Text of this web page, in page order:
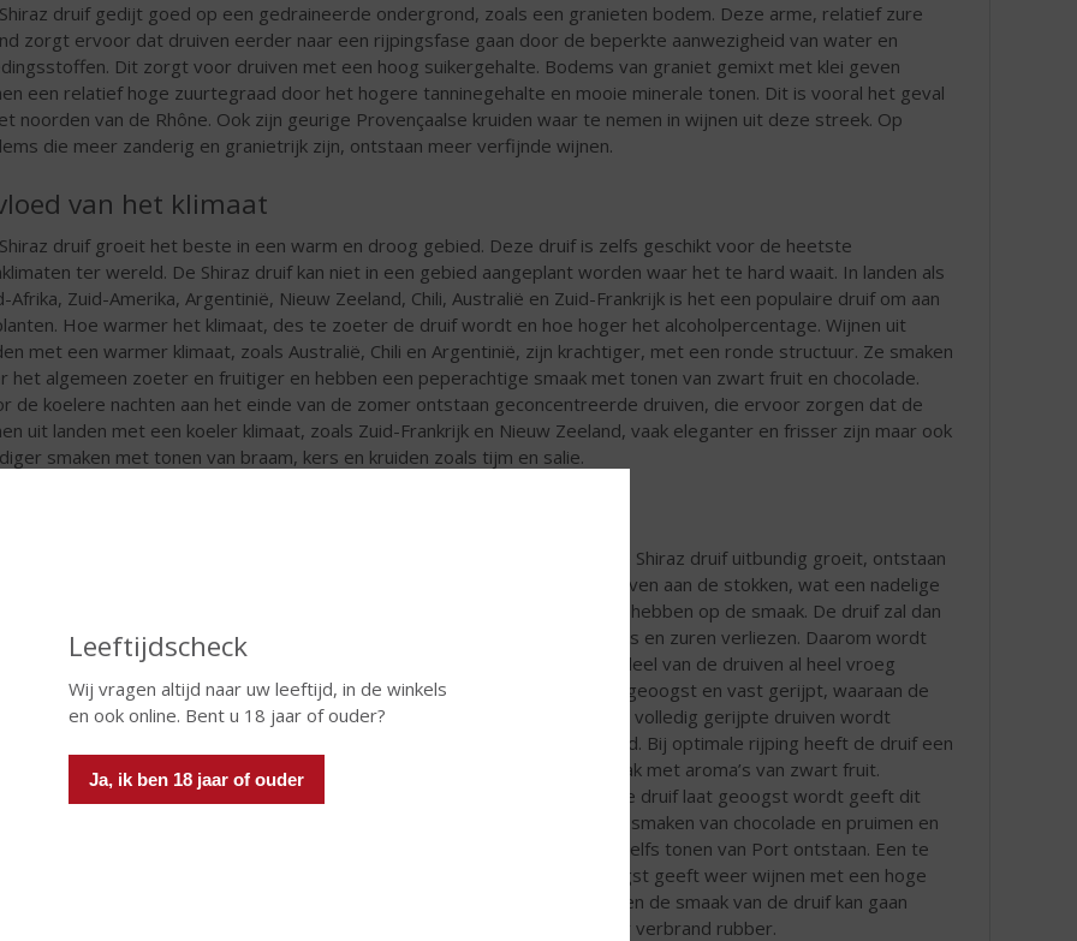
Leeftijdscheck
Wij vragen altijd naar uw leeftijd, in de winkels
en ook online. Bent u 18 jaar of ouder?
Ja, ik ben 18 jaar of ouder
druif gedijt goed op een gedraineerde ondergrond, zoals een granieten bodem. Deze arme, relatief zure
zorgt ervoor dat druiven eerder naar een rijpingsfase gaan door de beperkte aanwezigheid van water en
Dit zorgt voor druiven met een hoog suikergehalte. Bodems van graniet gemixt met klei geven
een relatief hoge zuurtegraad door het hogere tanninegehalte en mooie minerale tonen. Dit is vooral het geval
noorden van de Rhône. Ook zijn geurige Provençaalse kruiden waar te nemen in wijnen uit deze streek. Op
die meer zanderig en granietrijk zijn, ontstaan meer verfijnde wijnen.
van het klimaat
druif groeit het beste in een warm en droog gebied. Deze druif is zelfs geschikt voor de heetste
ter wereld. De Shiraz druif kan niet in een gebied aangeplant worden waar het te hard waait. In landen als
Afrika, Zuid-Amerika, Argentinië, Nieuw Zeeland, Chili, Australië en Zuid-Frankrijk is het een populaire druif om aan
Hoe warmer het klimaat, des te zoeter de druif wordt en hoe hoger het alcoholpercentage. Wijnen uit
met een warmer klimaat, zoals Australië, Chili en Argentinië, zijn krachtiger, met een ronde structuur. Ze smaken
het algemeen zoeter en fruitiger en hebben een peperachtige smaak met tonen van zwart fruit en chocolade.
de koelere nachten aan het einde van de zomer ontstaan geconcentreerde druiven, die ervoor zorgen dat de
uit landen met een koeler klimaat, zoals Zuid-Frankrijk en Nieuw Zeeland, vaak eleganter en frisser zijn maar ook
smaken met tonen van braam, kers en kruiden zoals tijm en salie.
Doordat de Shiraz druif uitbundig groeit, ontstaan
er veel druiven aan de stokken, wat een nadelige
invloed kan hebben op de smaak. De druif zal dan
snel aroma’s en zuren verliezen. Daarom wordt
soms een deel van de druiven al heel vroeg
handmatig geoogst en vast gerijpt, waaraan de
rest van de volledig gerijpte druiven wordt
toegevoegd. Bij optimale rijping heeft de druif een
zoete smaak met aroma’s van zwart fruit.
Wanneer de druif laat geoogst wordt geeft dit
wijnen met smaken van chocolade en pruimen en
er kunnen zelfs tonen van Port ontstaan. Een te
vroege oogst geeft weer wijnen met een hoge
zuurgraad en de smaak van de druif kan gaan
neigen naar verbrand rubber.